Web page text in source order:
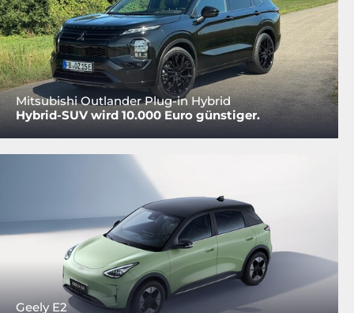
Mitsubishi Outlander Plug-in Hybrid
Hybrid-SUV wird 10.000 Euro günstiger.
Geely E2